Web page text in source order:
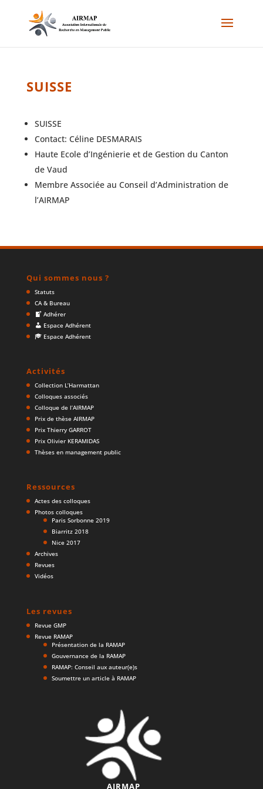
SUISSE
SUISSE
Contact: Céline DESMARAIS
Haute Ecole d’Ingénierie et de Gestion du Canton
de Vaud
Membre Associée au Conseil d’Administration de
l’AIRMAP
Qui sommes nous ?
Statuts
CA & Bureau
Adhérer
Espace Adhérent
Espace Adhérent
Activités
Collection L’Harmattan
Colloques associés
Colloque de l’AIRMAP
Prix de thèse AIRMAP
Prix Thierry GARROT
Prix Olivier KERAMIDAS
Thèses en management public
Ressources
Actes des colloques
Photos colloques
Paris Sorbonne 2019
Biarritz 2018
Nice 2017
Archives
Revues
Vidéos
Les revues
Revue GMP
Revue RAMAP
Présentation de la RAMAP
Gouvernance de la RAMAP
RAMAP: Conseil aux auteur(e)s
Soumettre un article à RAMAP
AIRMAP